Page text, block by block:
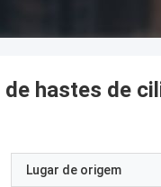
hastes de
Lugar de origem